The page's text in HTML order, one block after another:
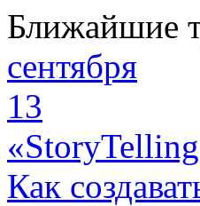
Ближайшие
сентября
13
Как